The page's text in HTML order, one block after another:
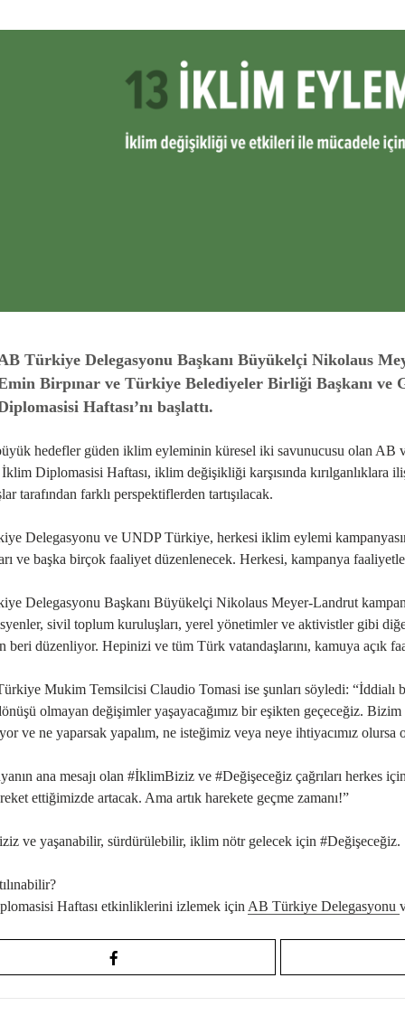
Türkiye Delegasyonu Başkanı Büyükelçi Nikolaus
Birpınar ve Türkiye Belediyeler Birliği Başkanı ve
Haftası’nı başlattı.
hedefler güden iklim eyleminin küresel iki savunucusu olan AB
Diplomasisi Haftası, iklim değişikliği karşısında kırılganlıklara
tarafından farklı perspektiflerden tartışılacak.
Delegasyonu ve UNDP Türkiye, herkesi iklim eylemi
ve başka birçok faaliyet düzenlenecek. Herkesi, kampanya
Delegasyonu Başkanı Büyükelçi Nikolaus Meyer-Landrut
sivil toplum kuruluşları, yerel yönetimler ve aktivistler gibi
beri düzenliyor. Hepinizi ve tüm Türk vatandaşlarını, kamuya açık
Mukim Temsilcisi Claudio Tomasi ise şunları söyledi: “İddialı
olmayan değişimler yaşayacağımız bir eşikten geçeceğiz.
ve ne yaparsak yapalım, ne isteğimiz veya neye ihtiyacımız olursa
ana mesajı olan #İklimBiziz ve #Değişeceğiz çağrıları
ettiğimizde artacak. Ama artık harekete geçme zamanı!”
ve yaşanabilir, sürdürülebilir, iklim nötr gelecek için #Değişeceğiz.
Haftası etkinliklerini izlemek için AB Türkiye Delegasyonu